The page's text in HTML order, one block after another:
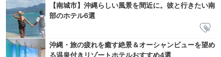
【南城市】沖縄らしい風景を間近に。彼と行きたい南
部のホテル6選
沖縄・旅の疲れを癒す絶景＆オーシャンビューを望め
る温泉付きリゾートホテルおすすめ4選